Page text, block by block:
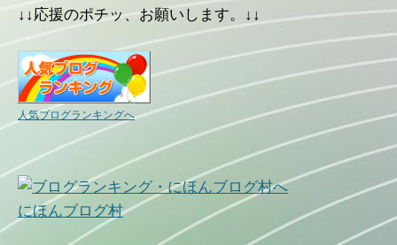
↓↓応援のポチッ、お願いします。↓↓
人気ブログランキングへ
にほんブログ村